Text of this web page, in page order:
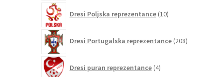
Dresi Poljska reprezentance 10izdelkov
Dresi Portugalska reprezentance 208izdelkov
Dresi puran reprezentance 4izdelki